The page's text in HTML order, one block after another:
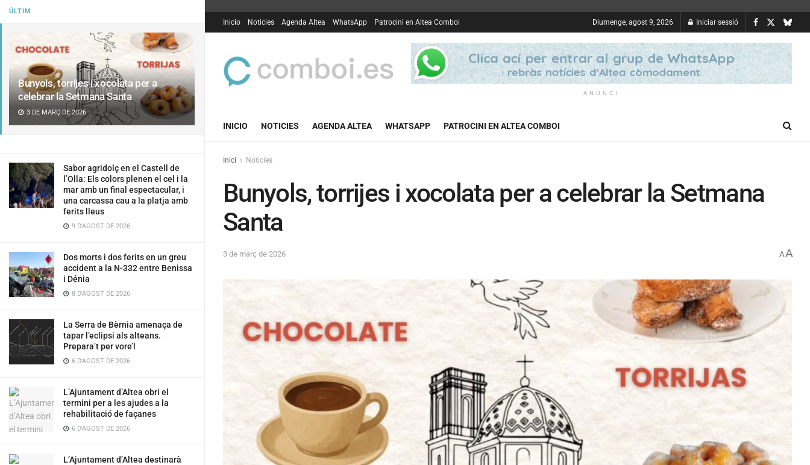
ÚLTIM
Bunyols, torrijes i xocolata per a
celebrar la Setmana Santa
3 DE MARÇ DE 2026
Sabor agridolç en el Castell de
l’Olla: Els colors plenen el cel i la
mar amb un final espectacular, i
una carcassa cau a la platja amb
ferits lleus
9 D'AGOST DE 2026
Dos morts i dos ferits en un greu
accident a la N-332 entre Benissa
i Dénia
8 D'AGOST DE 2026
La Serra de Bèrnia amenaça de
tapar l’eclipsi als alteans.
Prepara’t per vore’l
6 D'AGOST DE 2026
L’Ajuntament d’Altea obri el
termini per a les ajudes a la
rehabilitació de façanes
6 D'AGOST DE 2026
L’Ajuntament d’Altea destinarà
Inicio Noticies Agenda Altea WhatsApp Patrocini en Altea Comboi Diumenge, agost 9, 2026 Iniciar sessió
ANUNCI
INICIO NOTICIES AGENDA ALTEA WHATSAPP PATROCINI EN ALTEA COMBOI
Inici Noticies
Bunyols, torrijes i xocolata per a celebrar la Setmana
Santa
3 de març de 2026 AA